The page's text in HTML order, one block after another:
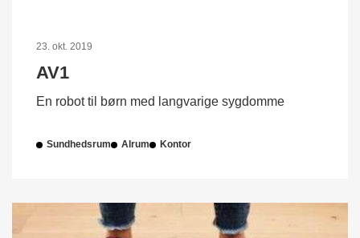
23. okt. 2019
AV1
En robot til børn med langvarige sygdomme
Sundhedsrum Alrum Kontor